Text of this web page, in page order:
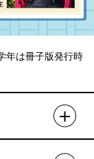
年は冊子版発行時